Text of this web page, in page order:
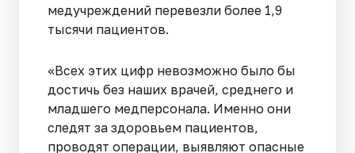
медучреждений перевезли более 1,9
тысячи пациентов.
«Всех этих цифр невозможно было бы
достичь без наших врачей, среднего и
младшего медперсонала. Именно они
следят за здоровьем пациентов,
проводят операции, выявляют опасные